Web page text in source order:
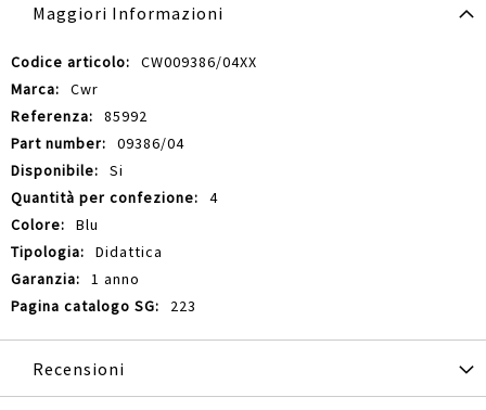
Maggiori Informazioni
Maggiori
Informazioni
CW009386/04XX
Cwr
85992
09386/04
Si
4
Blu
Didattica
1 anno
223
Recensioni